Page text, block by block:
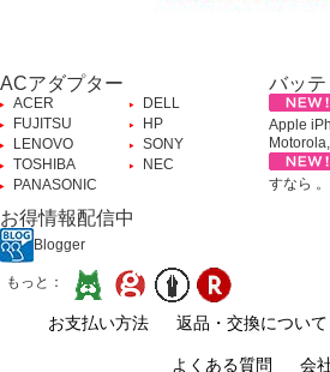
ACアダプター
ACER
DELL
FUJITSU
HP
LENOVO
SONY
TOSHIBA
NEC
PANASONIC
バッテ
Apple
すなら 。
お得情報配信中
Blogger
もっと：
お支払い方法 返品・交換について
よくある質問 会